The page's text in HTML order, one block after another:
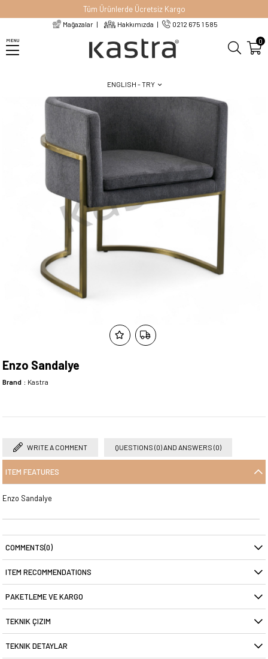
MENU
Tüm Ürünlerde Ücretsiz Kargo
Mağazalar Hakkımızda 0212 675 1 585
ENGLISH - TRY
0
Enzo Sandalye
Brand : Kastra
WRITE A COMMENT QUESTIONS (0) AND ANSWERS (0)
ITEM FEATURES
Enzo Sandalye
COMMENTS(0)
ITEM RECOMMENDATIONS
PAKETLEME VE KARGO
TEKNIK ÇIZIM
TEKNIK DETAYLAR